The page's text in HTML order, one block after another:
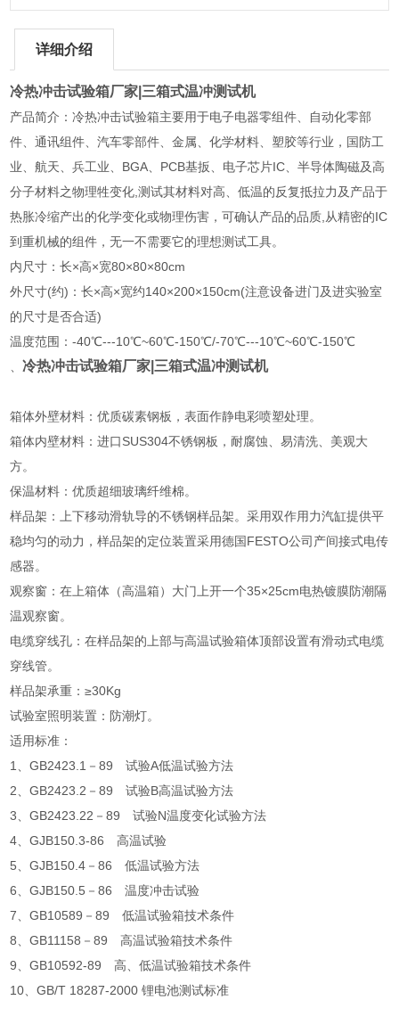
详细介绍
冷热冲击试验箱厂家 |三箱式温冲测试机
产品简介：冷热冲击试验箱主要用于电子电器零组件、自动化零部
件、通讯组件、汽车零部件、金属、化学材料、塑胶等行业，国防工
业、航天、兵工业、BGA、PCB基扳、电子芯片IC、半导体陶磁及高
分子材料之物理牲变化,测试其材料对高、低温的反复抵拉力及产品于
热胀冷缩产出的化学变化或物理伤害，可确认产品的品质,从精密的IC
到重机械的组件，无一不需要它的理想测试工具。
内尺寸：长×高×宽80×80×80cm
外尺寸(约)：长×高×宽约140×200×150cm(注意设备进门及进实验室
的尺寸是否合适)
温度范围：-40℃---10℃~60℃-150℃/-70℃---10℃~60℃-150℃
冷热冲击试验箱厂家 |三箱式温冲测试机
箱体外壁材料：优质碳素钢板，表面作静电彩喷塑处理。
箱体内壁材料：进口SUS304不锈钢板，耐腐蚀、易清洗、美观大
方。
保温材料：优质超细玻璃纤维棉。
样品架：上下移动滑轨导的不锈钢样品架。采用双作用力汽缸提供平
稳均匀的动力，样品架的定位装置采用德国FESTO公司产间接式电传
感器。
观察窗：在上箱体（高温箱）大门上开一个35×25cm电热镀膜防潮隔
温观察窗。
电缆穿线孔：在样品架的上部与高温试验箱体顶部设置有滑动式电缆
穿线管。
样品架承重：≥30Kg
试验室照明装置：防潮灯。
适用标准：
1、GB2423.1－89 试验A低温试验方法
2、GB2423.2－89 试验B高温试验方法
3、GB2423.22－89 试验N温度变化试验方法
4、GJB150.3-86 高温试验
5、GJB150.4－86 低温试验方法
6、GJB150.5－86 温度冲击试验
7、GB10589－89 低温试验箱技术条件
8、GB11158－89 高温试验箱技术条件
9、GB10592-89 高、低温试验箱技术条件
10、GB/T 18287-2000 锂电池测试标准